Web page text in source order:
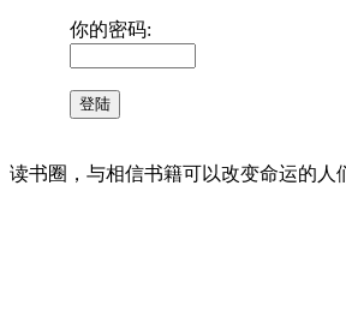
你的密码:
读书圈，与相信书籍可以改变命运的